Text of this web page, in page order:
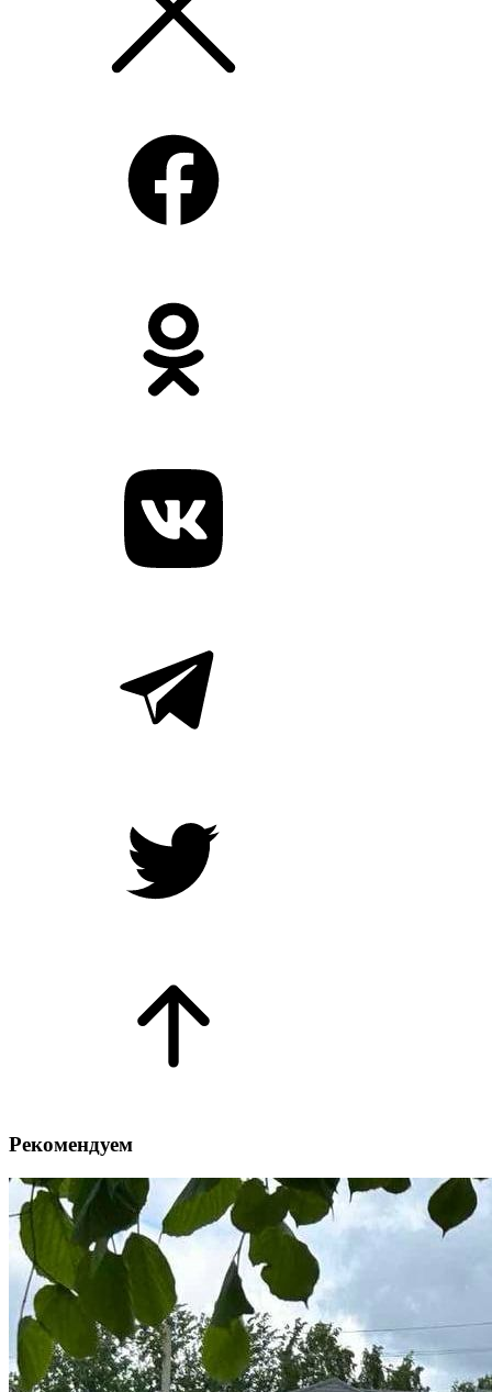
Рекомендуем